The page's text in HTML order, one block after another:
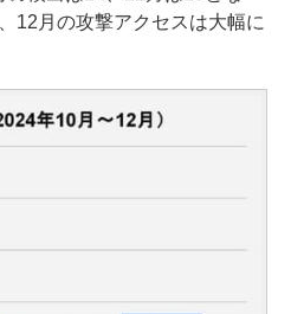
12月の攻撃アクセスは大幅に